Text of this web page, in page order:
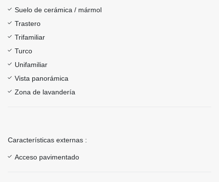
Suelo de cerámica / mármol
Trastero
Trifamiliar
Turco
Unifamiliar
Vista panorámica
Zona de lavandería
Características externas :
Acceso pavimentado